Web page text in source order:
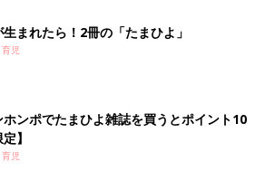
まれたら！2冊の「たまひよ」
児
ホンポでたまひよ雑誌を買うとポイント10
】
児